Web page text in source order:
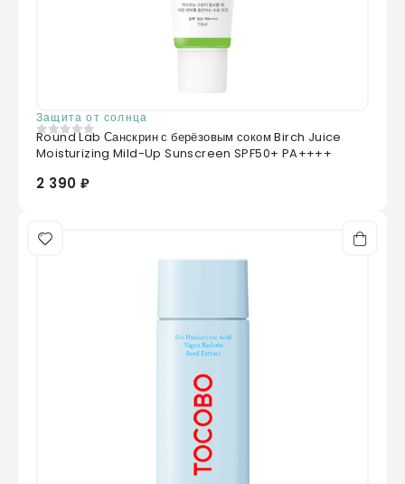
Защита от солнца
0 из 5
Round Lab Санскрин с берёзовым соком Birch Juice
Moisturizing Mild-Up Sunscreen SPF50+ PA++++
2 390 ₽